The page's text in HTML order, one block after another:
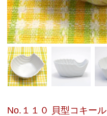
No.１１０ 貝型コキール